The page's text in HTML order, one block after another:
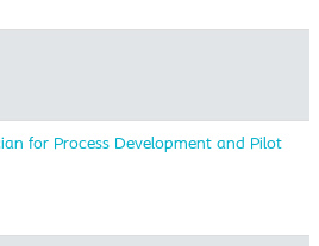
for Process Development and Pilot